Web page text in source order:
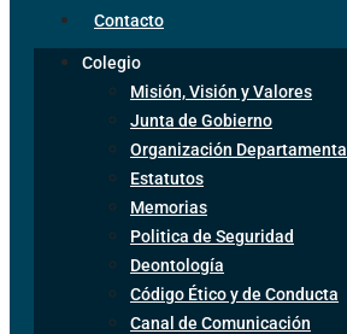
Contacto
Colegio
Misión, Visión y Valores
Junta de Gobierno
Organización Departamental
Estatutos
Memorias
Politica de Seguridad
Deontología
Código Ético y de Conducta
Canal de Comunicación